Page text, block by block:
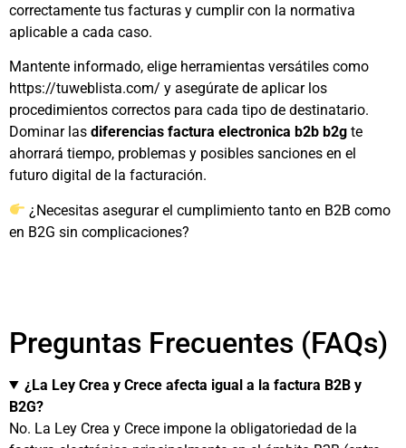
correctamente tus facturas y cumplir con la normativa
aplicable a cada caso.
Mantente informado, elige herramientas versátiles como
https://tuweblista.com/ y asegúrate de aplicar los
procedimientos correctos para cada tipo de destinatario.
Dominar las diferencias factura electronica b2b b2g te
ahorrará tiempo, problemas y posibles sanciones en el
futuro digital de la facturación.
¿Necesitas asegurar el cumplimiento tanto en B2B como
en B2G sin complicaciones?
Preguntas Frecuentes (FAQs)
¿La Ley Crea y Crece afecta igual a la factura B2B y
B2G?
No. La Ley Crea y Crece impone la obligatoriedad de la